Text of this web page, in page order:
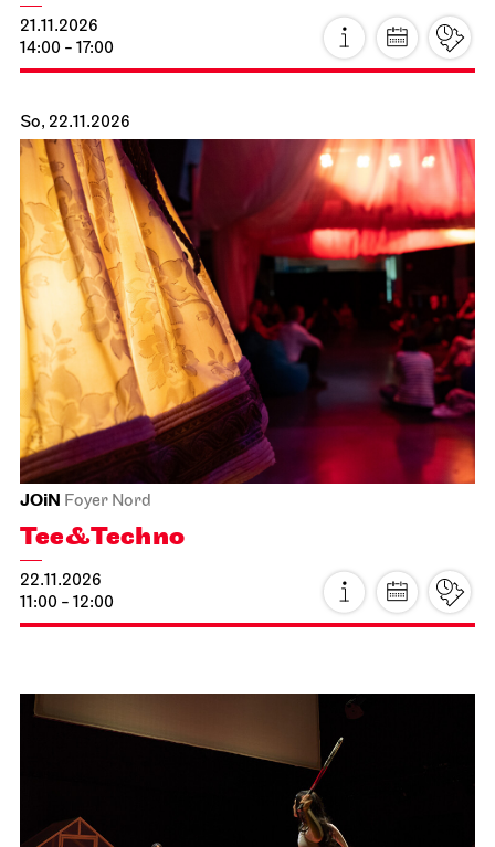
21.11.2026
14:00 - 17:00
So, 22.11.2026
JOiN Foyer Nord
Tee&Techno
22.11.2026
11:00 - 12:00